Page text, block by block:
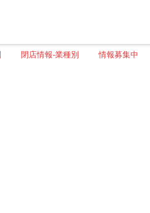
閉店情報-業種別 情報募集中